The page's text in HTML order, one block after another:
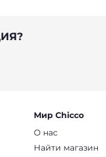
Мир Chicco
О нас
Найти магазин